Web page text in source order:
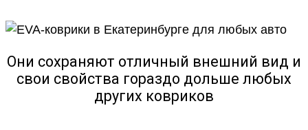
Они сохраняют отличный внешний вид и
свои свойства гораздо дольше любых
других ковриков